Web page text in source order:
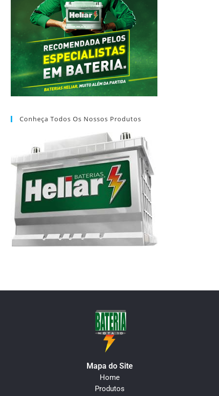
Conheça Todos Os Nossos Produtos
Mapa do Site
Home
Produtos